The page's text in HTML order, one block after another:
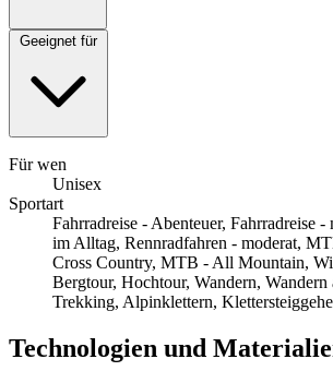
Geeignet für
Für wen
Unisex
Sportart
Fahrradreise - Abenteuer, Fahrradreise -
im Alltag, Rennradfahren - moderat,
Cross Country, MTB - All Mountain,
Bergtour, Hochtour, Wandern, Wandern
Trekking, Alpinklettern,
Technologien und